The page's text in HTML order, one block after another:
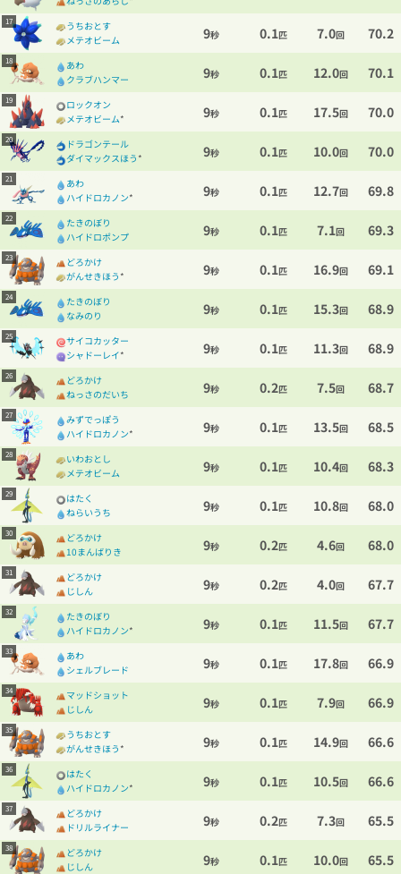
17
うちおとす
メテオビーム
9秒 0.1匹 7.0回 70.2
18
あわ
クラブハンマー
9秒 0.1匹 12.0回 70.1
19
ロックオン
メテオビーム* 9秒 0.1匹 17.5回 70.0
20
ドラゴンテール
ダイマックスほう* 9秒 0.1匹 10.0回 70.0
21
あわ
ハイドロカノン* 9秒 0.1匹 12.7回 69.8
22
たきのぼり
ハイドロポンプ
9秒 0.1匹 7.1回 69.3
23
どろかけ
がんせきほう* 9秒 0.1匹 16.9回 69.1
24
たきのぼり
なみのり
9秒 0.1匹 15.3回 68.9
25
サイコカッター
シャドーレイ* 9秒 0.1匹 11.3回 68.9
26
どろかけ
ねっさのだいち
9秒 0.2匹 7.5回 68.7
27
みずでっぽう
ハイドロカノン* 9秒 0.1匹 13.5回 68.5
28
いわおとし
メテオビーム
9秒 0.1匹 10.4回 68.3
29
はたく
ねらいうち
9秒 0.1匹 10.8回 68.0
30
どろかけ
10まんばりき
9秒 0.2匹 4.6回 68.0
31
どろかけ
じしん
9秒 0.2匹 4.0回 67.7
32
たきのぼり
ハイドロカノン* 9秒 0.1匹 11.5回 67.7
33
あわ
シェルブレード
9秒 0.1匹 17.8回 66.9
34
マッドショット
じしん
9秒 0.1匹 7.9回 66.9
35
うちおとす
がんせきほう* 9秒 0.1匹 14.9回 66.6
36
はたく
ハイドロカノン* 9秒 0.1匹 10.5回 66.6
37
どろかけ
ドリルライナー
9秒 0.2匹 7.3回 65.5
38
どろかけ
じしん
9秒 0.1匹 10.0回 65.5